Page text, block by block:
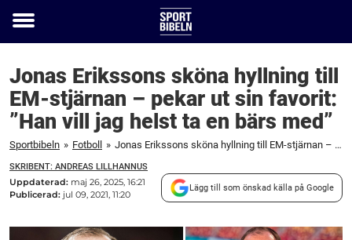
Toggle
Jonas Erikssons sköna hyllning till
EM-stjärnan – pekar ut sin favorit:
”Han vill jag helst ta en bärs med”
Sportbibeln » Fotboll » Jonas Erikssons sköna hyllning till EM-stjärnan – pekar ut sin favorit: ”Han vill jag helst ta en bärs med”
SKRIBENT: ANDREAS LILLHANNUS
Uppdaterad: maj 26, 2025, 16:21
Publicerad: jul 09, 2021, 11:20
Lägg till som önskad källa på Google